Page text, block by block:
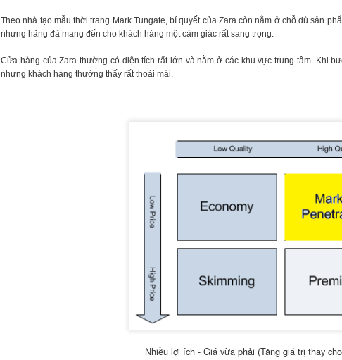
Theo nhà tạo mẫu thời trang Mark Tungate, bí quyết của Zara còn nằm ở chỗ dù sản
nhưng hãng đã mang đến cho khách hàng một cảm giác rất sang trọng.
Cửa hàng của Zara thường có diện tích rất lớn và nằm ở các khu vực trung tâm. Khi
nhưng khách hàng thường thấy rất thoải mái.
Nhiều lợi ích - Giá vừa phải (Tăng giá trị thay
Bên cạnh việc chia sẻ cách kiếm triệu USD, Jason cũng nhắc đến 'cái giá của
lực, đánh đổi sức khỏe, bạn bè, thậm chí tình yêu. Jason nói bản thân